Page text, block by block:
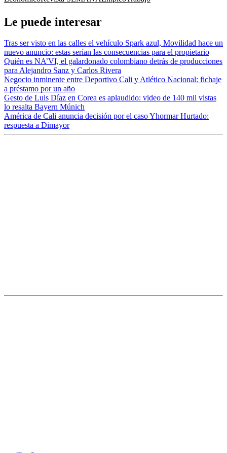
Le puede interesar
Tras ser visto en las calles el vehículo Spark azul, Movilidad hace un
nuevo anuncio: estas serían las consecuencias para el propietario
Quién es NA’VI, el galardonado colombiano detrás de producciones
para Alejandro Sanz y Carlos Rivera
Negocio inminente entre Deportivo Cali y Atlético Nacional: fichaje
a préstamo por un año
Gesto de Luis Díaz en Corea es aplaudido: video de 140 mil vistas
lo resalta Bayern Múnich
América de Cali anuncia decisión por el caso Yhormar Hurtado:
respuesta a Dimayor